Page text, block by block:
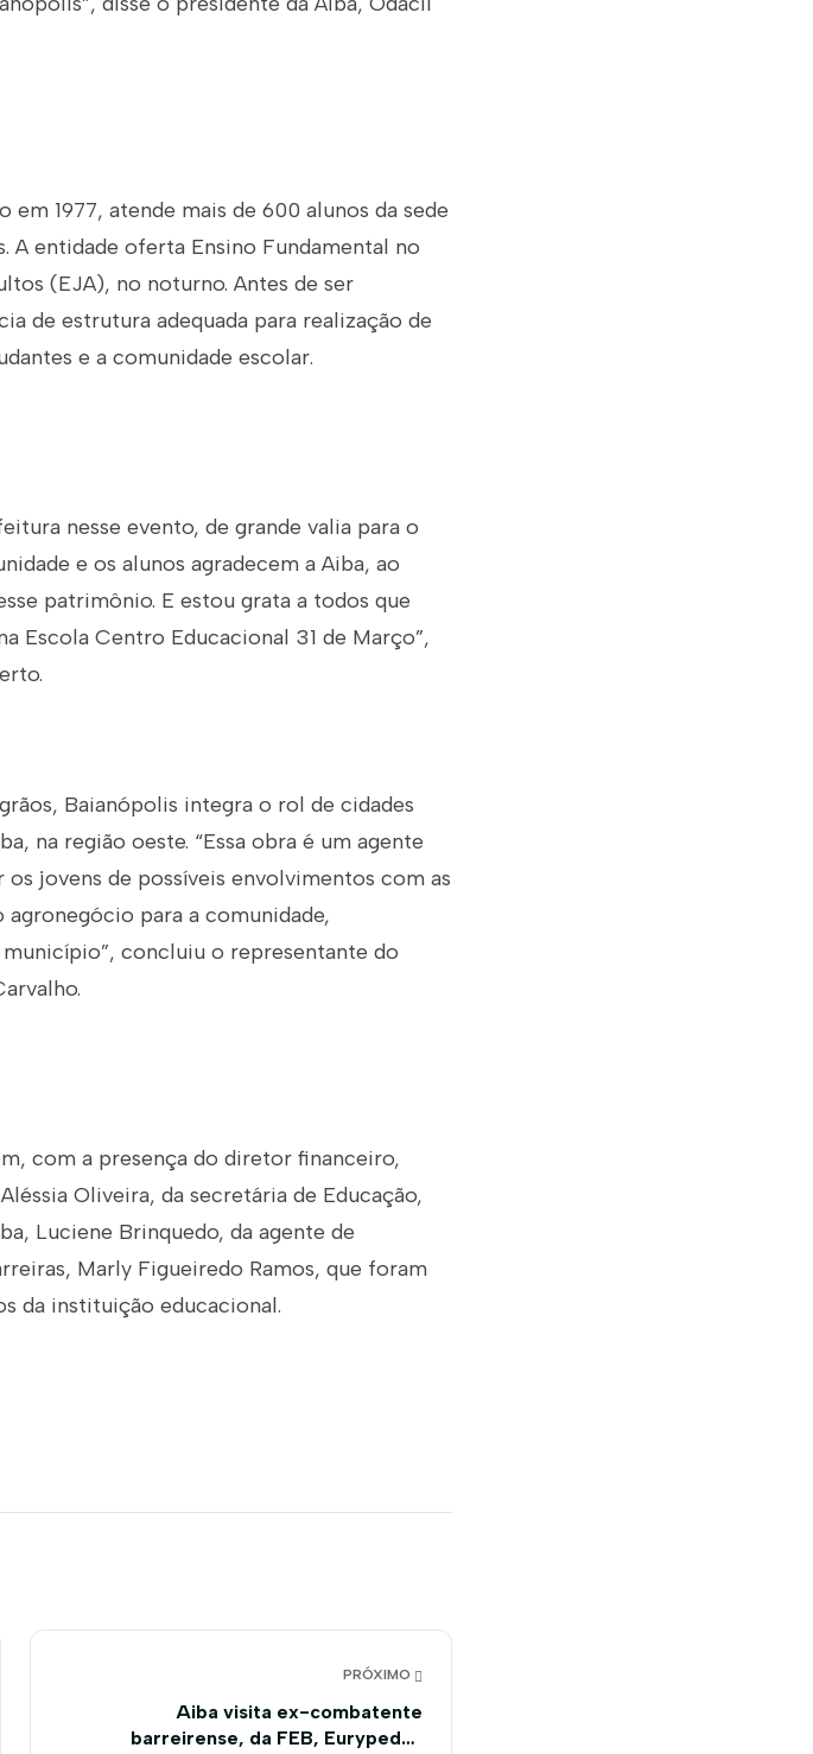
1977, atende mais de 600 alunos da sede
A entidade oferta Ensino Fundamental no
(EJA), no noturno. Antes de ser
de estrutura adequada para realização de
e a comunidade escolar.
nesse evento, de grande valia para o
e os alunos agradecem a Aiba, ao
patrimônio. E estou grata a todos que
Escola Centro Educacional 31 de Março”,
Baianópolis integra o rol de cidades
na região oeste. “Essa obra é um agente
jovens de possíveis envolvimentos com as
para a comunidade,
concluiu o representante do
com a presença do diretor financeiro,
Oliveira, da secretária de Educação,
Luciene Brinquedo, da agente de
Marly Figueiredo Ramos, que foram
da instituição educacional.
PRÓXIMO
Aiba visita ex-combatente
barreirense, da FEB, Eurypedes